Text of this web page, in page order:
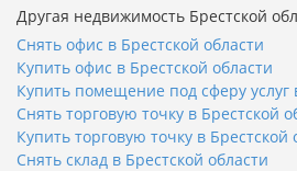
Другая недвижимость Брестской
Снять офис в Брестской области
Купить офис в Брестской области
Купить помещение под сферу услуг
Снять торговую точку в Брестской
Купить торговую точку в Брестской
Снять склад в Брестской области